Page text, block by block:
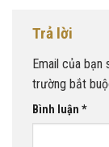
Trả lời
Email của bạn
trường bắt
Bình luận *